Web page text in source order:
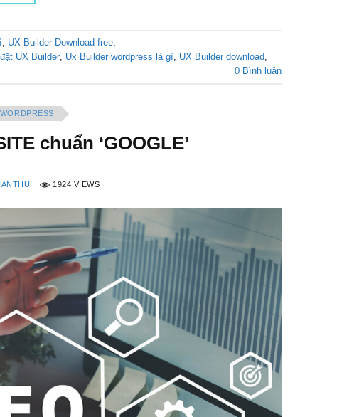
UX Builder Download free,
UX Builder, Ux Builder wordpress là gì UX Builder download,
0 Bình luận
WORDPRESS
chuẩn ‘GOOGLE’
1924 VIEWS